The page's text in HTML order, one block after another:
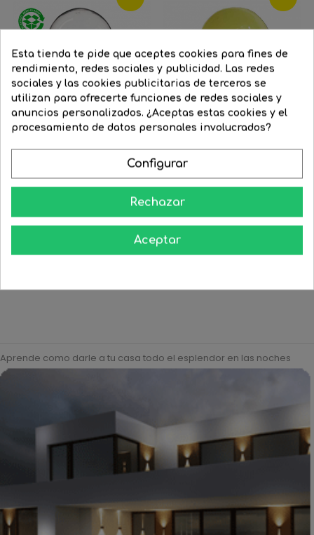
Bombilla estándar clara 25W...
regular

Bombilla incandescente...
regular
Aprende como darle a tu casa todo el esplendor en las noches
Esta tienda te pide que aceptes cookies para fines de
rendimiento, redes sociales y publicidad. Las redes
sociales y las cookies publicitarias de terceros se
utilizan para ofrecerte funciones de redes sociales y
anuncios personalizados. ¿Aceptas estas cookies y el
procesamiento de datos personales involucrados?
Configurar
Rechazar
Aceptar